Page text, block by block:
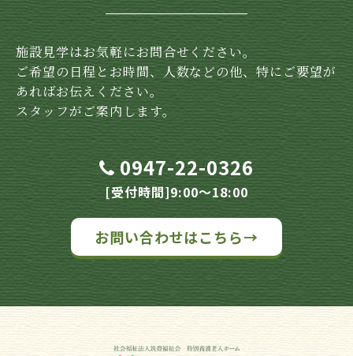
施設見学はお気軽にお問合せください。
ご希望の日程とお時間、人数などの他、特にご要望が
あればお伝えください。
スタッフがご案内します。
0947-22-0326
[受付時間]9:00～18:00
お問い合わせはこちら→